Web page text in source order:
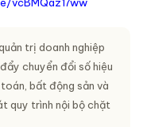
trị doanh nghiệp
chuyển đổi số hiệu
bất động sản và
quy trình nội bộ chặt